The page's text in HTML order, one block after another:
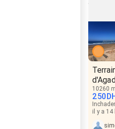
10260
250 DH
il y a 14